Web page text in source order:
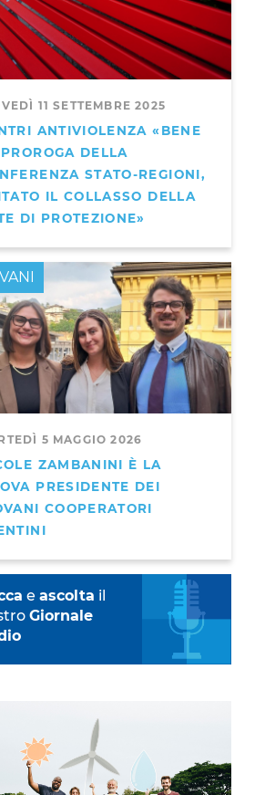
11 SETTEMBRE 2025
ANTIVIOLENZA «BENE
DELLA
STATO-REGIONI,
IL COLLASSO DELLA
DI PROTEZIONE»
5 MAGGIO 2026
ZAMBANINI È LA
PRESIDENTE DEI
COOPERATORI
e ascolta il
Giornale